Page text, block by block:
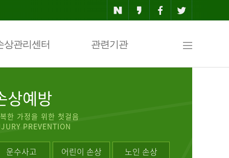
상관리센터 관련기관
상예방
한 가정을 위한 첫걸음
PREVENTION
운수사고 어린이 손상
노인 손상